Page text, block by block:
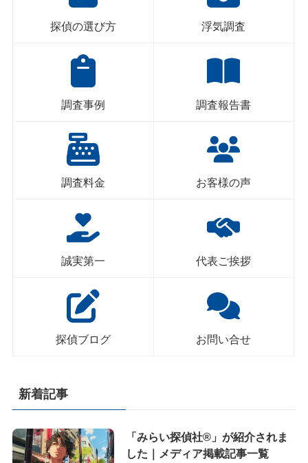
探偵の選び方 浮気調査
調査事例 調査報告書
調査料金 お客様の声
誠実第一 代表ご挨拶
探偵ブログ お問い合せ
新着記事
「みらい探偵社®︎」が紹介されま
した｜メディア掲載記事一覧